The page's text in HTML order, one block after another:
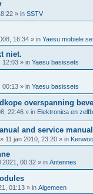
» in SSTV
16:34 » in Yaesu mobiele
niet.
12:03 » in Yaesu basissets
00:13 » in Yaesu basissets
overspanning
22:46 » in Elektronica en
and service manual
» 11 jan 2010, 23:20 » in
2021, 00:32 » in Antennes
01:13 » in Algemeen